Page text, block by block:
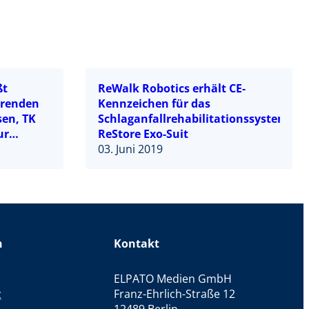
TK
ReWalk Robotics erhält CE-
Kennzeichen für das
Schlaganfallrehabilitationssystem
ReStore Exo-Suit
03. Juni 2019
Kontakt
ELPATO Medien GmbH
Franz-Ehrlich-Straße 12